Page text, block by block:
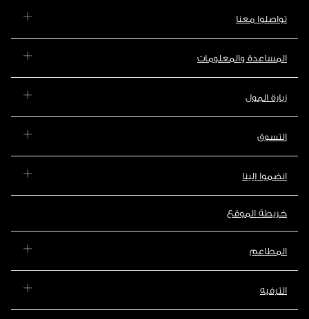
تواصلوا معنا
المساعدة والمعلومات
زيارة المول
التسوق
انضموا إلينا
خريطة الموقع
المطاعم
الترفيه